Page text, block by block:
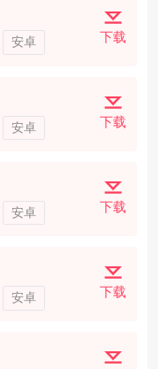
安卓 下载
安卓 下载
安卓 下载
安卓 下载